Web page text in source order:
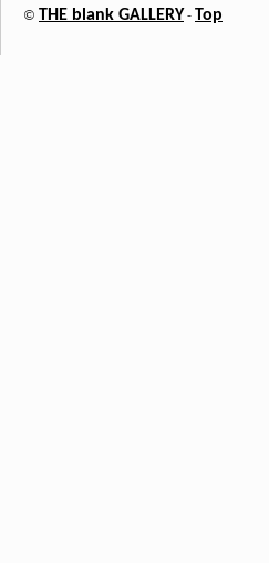
© THE blank GALLERY - Top